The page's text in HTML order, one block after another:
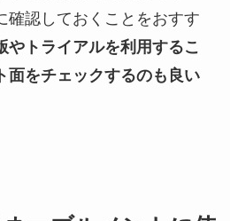
確認しておくことをおすす
やトライアルを利用するこ
面をチェックするのも良い